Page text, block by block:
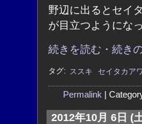
野辺に出るとセイ
が目立つようにな
続きを読む・続き
タグ: ススキ セイタカア
Permalink |
2012年10月 6日 (